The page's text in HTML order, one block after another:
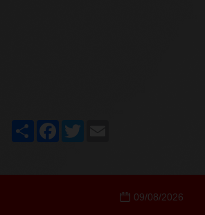
Share Facebook
09/08/2026